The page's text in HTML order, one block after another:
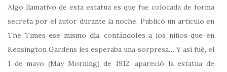
Algo llamativo de esta estatua es que fue colocada de forma
secreta por el autor durante la noche. Publicó un artículo en
The Times ese mismo día, contándoles a los niños que en
Kensington Gardens les esperaba una sorpresa… Y así fué, el
1 de mayo (May Morning) de 1912, apareció la estatua de